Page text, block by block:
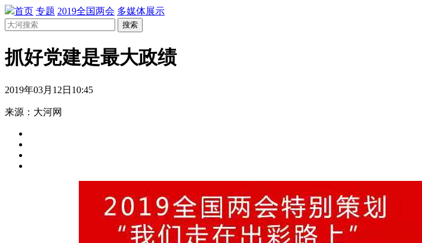
首页 专题 2019全国两会 多媒体展示
搜索
抓好党建是最大政绩
2019年03月12日10:45
来源：大河网